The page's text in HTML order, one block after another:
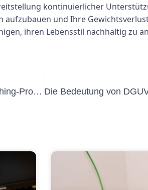
kontinuierlicher
und Ihre
ihren Lebensstil nachhaltig zu
Die Bedeutung der UVV-Prüfung in Gesundheitscoaching-Programmen